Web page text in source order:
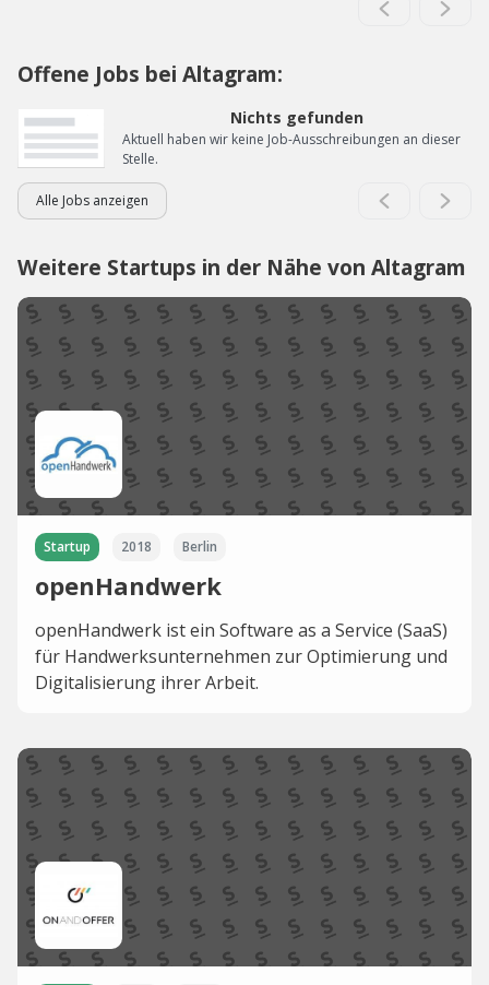
Offene Jobs bei Altagram:
Nichts gefunden
Aktuell haben wir keine Job-Ausschreibungen an dieser
Stelle.
Alle Jobs anzeigen
Weitere Startups in der Nähe von Altagram
Startup 2018 Berlin
openHandwerk
openHandwerk ist ein Software as a Service (SaaS)
für Handwerksunternehmen zur Optimierung und
Digitalisierung ihrer Arbeit.